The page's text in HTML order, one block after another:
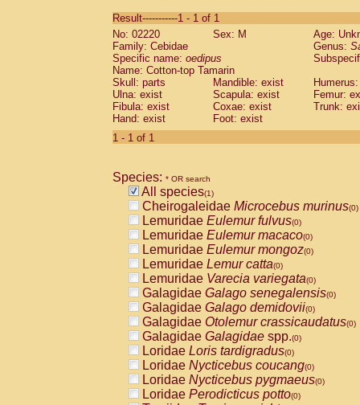
CebidaeSaguinus labiatus(0)
Cebidae Saguinus leucopus (0)
Cebidae
CebidaeSaguinus mystax
Cebidae Saguinus nigricollis (0)
Cebidae Saguinus oedipus
Cebidae Saguinus weddelli
Cebidae Saguinusspp.
Cebidae
CebidaeCebus capucinus
CebidaeCebus nigrivittatus
CebidaeCebus spp.(0)
CebidaeSaimiri boliviensis(0)
CebidaeSaimiri sciureus(0)
AtelidaeAlouatta caraya(0)
AtelidaeAlouatta fusca(0)
AtelidaeAlouatta seniculus(0)
AtelidaeAlouattaspp.(0)
AtelidaeAteles belzebuth(0)
AtelidaeAteles geoffroyi(0)
AtelidaeAteles paniscus(0)
AtelidaeAtelesspp.(0)
AtelidaeLagothrix lagothricha(0)
AtelidaeLagothrix lagothricha cana
PitheciidaeCacajao calvus
Result-----------1 - 1 of 1
No: 02220
Sex: M
Age:
Family: Cebidae
Genus:
Specific name: oedipus
Name: Cotton-top Tamarin
Skull: parts
Mandible: exist
Ulna: exist
Scapula: exist
Femur:
Fibula: exist
Coxae: exist
Trunk:
Hand: exist
Foot: exist
1 - 1 of 1
Species: * OR search
All species(1)
Cheirogaleidae Microcebus murinus(0)
Lemuridae Eulemur fulvus(0)
Lemuridae Eulemur macaco(0)
Lemuridae Eulemur mongoz(0)
Lemuridae Lemur catta(0)
Lemuridae Varecia variegata(0)
Galagidae Galago senegalensis(0)
Galagidae Galago demidovii(0)
Galagidae Otolemur crassicaudatus(0)
Galagidae Galagidae spp.(0)
Loridae Loris tardigradus(0)
Loridae Nycticebus coucang(0)
Loridae Nycticebus pygmaeus(0)
Loridae Perodicticus potto(0)